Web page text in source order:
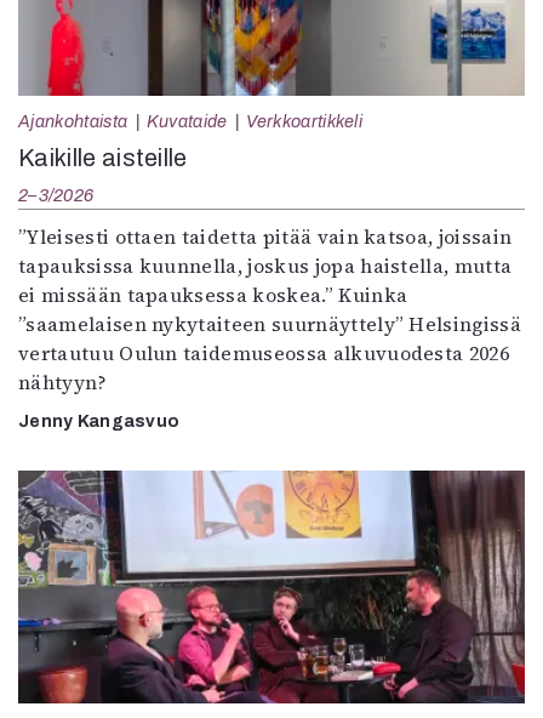
Ajankohtaista Kuvataide Verkkoartikkeli
Kaikille aisteille
2–3/2026
”Yleisesti ottaen taidetta pitää vain katsoa, joissain
tapauksissa kuunnella, joskus jopa haistella, mutta
ei missään tapauksessa koskea.” Kuinka
”saamelaisen nykytaiteen suurnäyttely” Helsingissä
vertautuu Oulun taidemuseossa alkuvuodesta 2026
nähtyyn?
Jenny Kangasvuo